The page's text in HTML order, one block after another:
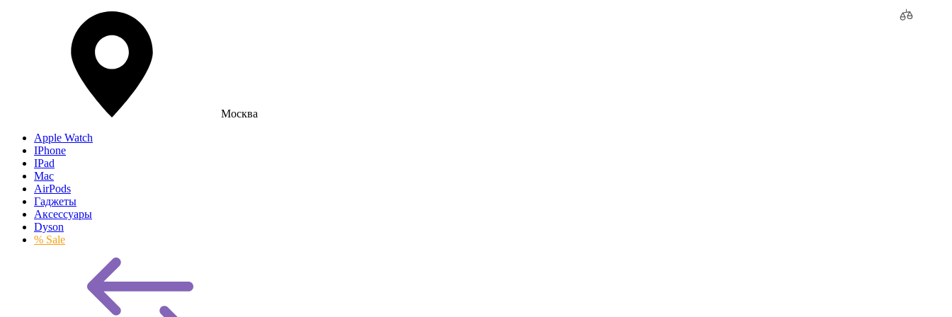
Москва
Apple Watch
IPhone
IPad
Mac
AirPods
Гаджеты
Аксессуары
Dyson
% Sale